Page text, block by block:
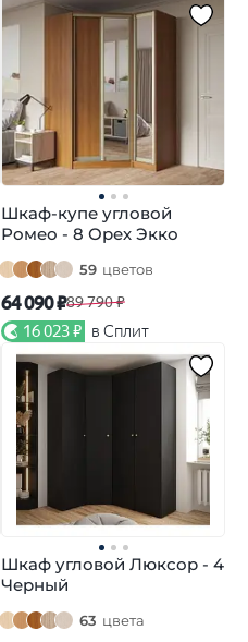
Шкаф-купе угловой
Ромео - 8 Орех Экко
59 цветов
64 090 ₽89 790 ₽
16 023 ₽ в Сплит
Шкаф угловой Люксор - 4
Черный
63 цвета